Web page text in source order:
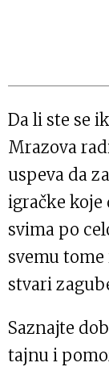
Da li ste se
Mrazova
uspeva da
igračke koje
svima po
svemu tome
stvari
Saznajte
tajnu i